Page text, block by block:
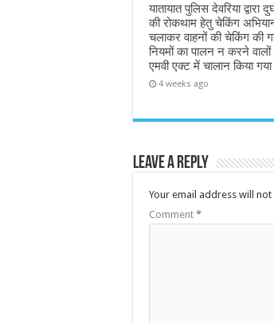
यातायात पुलिस देवरिया द्वारा
की रोकथाम हेतु चेकिंग
चलाकर वाहनों की चेकिंग की
नियमों का पालन न करने वालों
एमवी एक्ट में चालान किया गया
4 weeks ago
Leave a Reply
Your email address will
Comment *